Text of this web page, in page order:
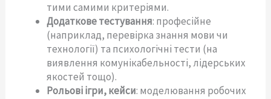
тими самими критеріями.
Додаткове тестування: професійне
(наприклад, перевірка знання мови чи
технології) та психологічні тести (на
виявлення комунікабельності, лідерських
якостей тощо).
Рольові ігри, кейси: моделювання робочих